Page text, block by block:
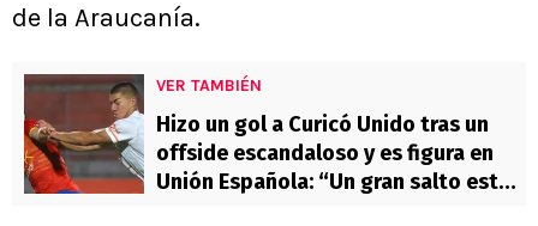
de la Araucanía.
VER TAMBIÉN
Hizo un gol a Curicó Unido tras un
offside escandaloso y es figura en
Unión Española: “Un gran salto estar